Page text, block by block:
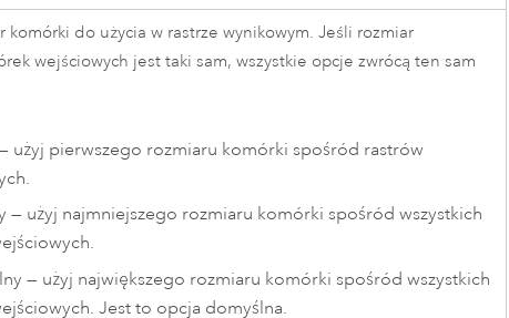
komórki do użycia w rastrze wynikowym. Jeśli rozmiar
wejściowych jest taki sam, wszystkie opcje zwrócą ten sam
użyj pierwszego rozmiaru komórki spośród rastrów
— użyj najmniejszego rozmiaru komórki spośród wszystkich
— użyj największego rozmiaru komórki spośród wszystkich
Jest to opcja domyślna.